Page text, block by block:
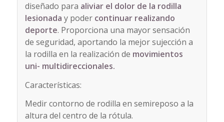
diseñado para aliviar el dolor de la rodilla
lesionada y poder continuar realizando
deporte. Proporciona una mayor sensación
de seguridad, aportando la mejor sujección a
la rodilla en la realización de movimientos
uni- multidireccionales.
Características:
Medir contorno de rodilla en semireposo a la
altura del centro de la rótula.